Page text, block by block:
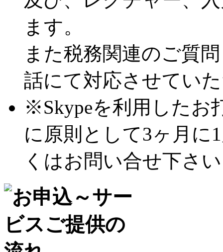
ます。
また税務関連のご質
話にて対応させてい
※Skypeを利用したお
に原則として3ヶ月に
くはお問い合せ下さ